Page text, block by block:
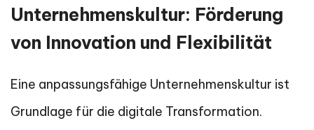
Unternehmenskultur: Förderung
von Innovation und Flexibilität
Eine anpassungsfähige Unternehmenskultur ist
Grundlage für die digitale Transformation.